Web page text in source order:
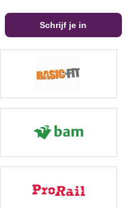
Schrijf je in